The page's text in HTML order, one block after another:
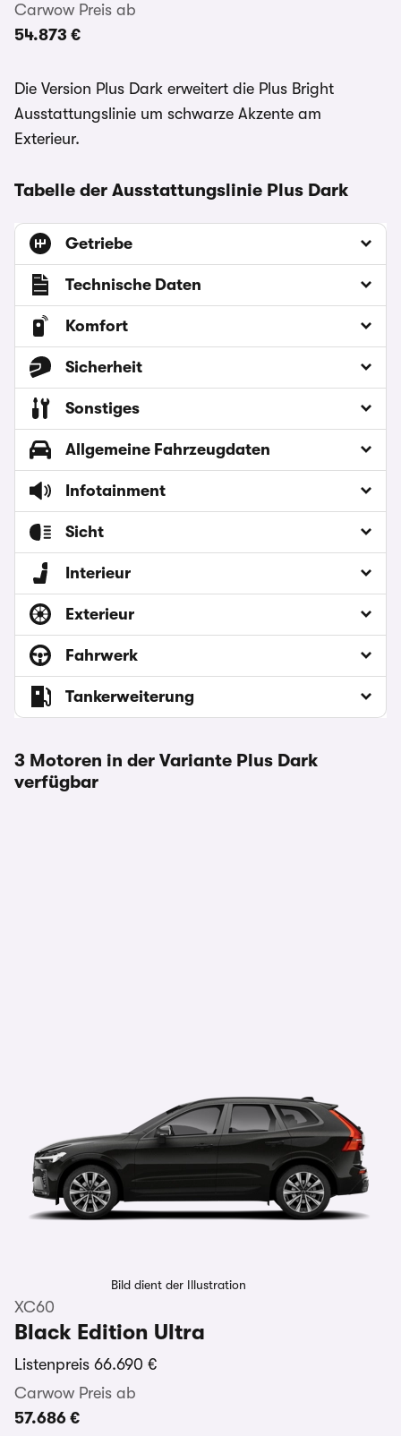
Carwow Preis ab
54.873 €
Die Version Plus Dark erweitert die Plus Bright
Ausstattungslinie um schwarze Akzente am
Exterieur.
Tabelle der Ausstattungslinie Plus Dark
Getriebe
Technische Daten
Komfort
Sicherheit
Sonstiges
Allgemeine Fahrzeugdaten
Infotainment
Sicht
Interieur
Exterieur
Fahrwerk
Tankerweiterung
3 Motoren in der Variante Plus Dark
verfügbar
Bild dient der Illustration
XC60
Black Edition Ultra
Listenpreis 66.690 €
Carwow Preis ab
57.686 €